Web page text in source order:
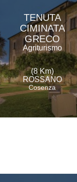
TENUTA
CIMINATA
GRECO
Agriturismo
(8 Km)
ROSSANO
Cosenza